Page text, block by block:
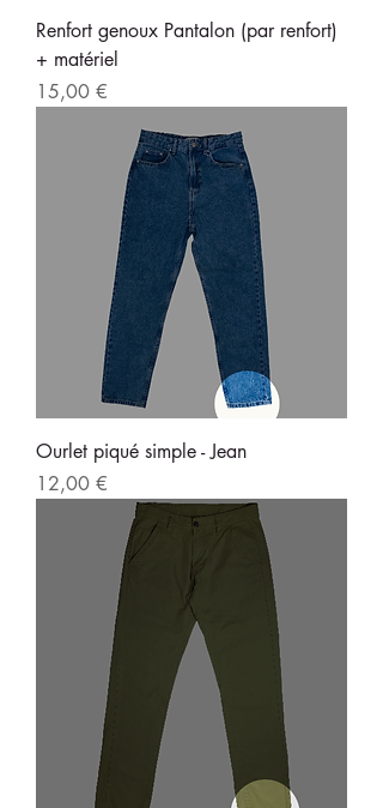
Renfort genoux Pantalon (par renfort)
+ matériel
Prix
15,00 €
Ourlet piqué simple - Jean
Prix
12,00 €